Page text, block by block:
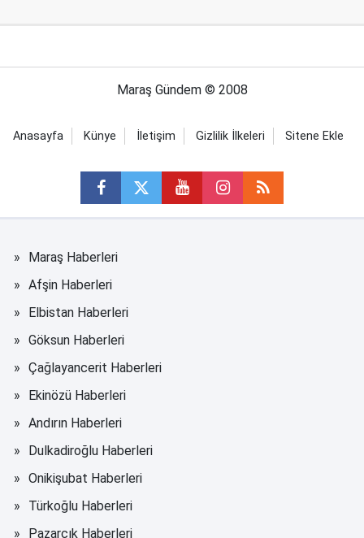
Maraş Gündem © 2008
Anasayfa Künye İletişim Gizlilik İlkeleri Sitene Ekle
Maraş Haberleri
Afşin Haberleri
Elbistan Haberleri
Göksun Haberleri
Çağlayancerit Haberleri
Ekinözü Haberleri
Andırın Haberleri
Dulkadiroğlu Haberleri
Onikişubat Haberleri
Türkoğlu Haberleri
Pazarcık Haberleri